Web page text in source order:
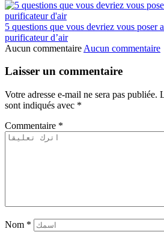
5 questions que vous devriez vous poser avant d’acheter un
purificateur d’air
Aucun commentaire Aucun commentaire
Laisser un commentaire
Votre adresse e-mail ne sera pas publiée.
sont indiqués avec *
Commentaire *
Nom *